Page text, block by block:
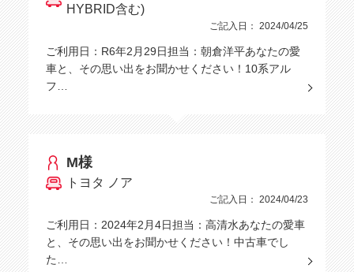
HYBRID含む)
ご記入日： 2024/04/25
ご利用日：R6年2月29日担当：朝倉洋平あなたの愛
車と、その思い出をお聞かせください！10系アル
フ…
M様
トヨタ ノア
ご記入日： 2024/04/23
ご利用日：2024年2月4日担当：高清水あなたの愛車
と、その思い出をお聞かせください！中古車でし
た…